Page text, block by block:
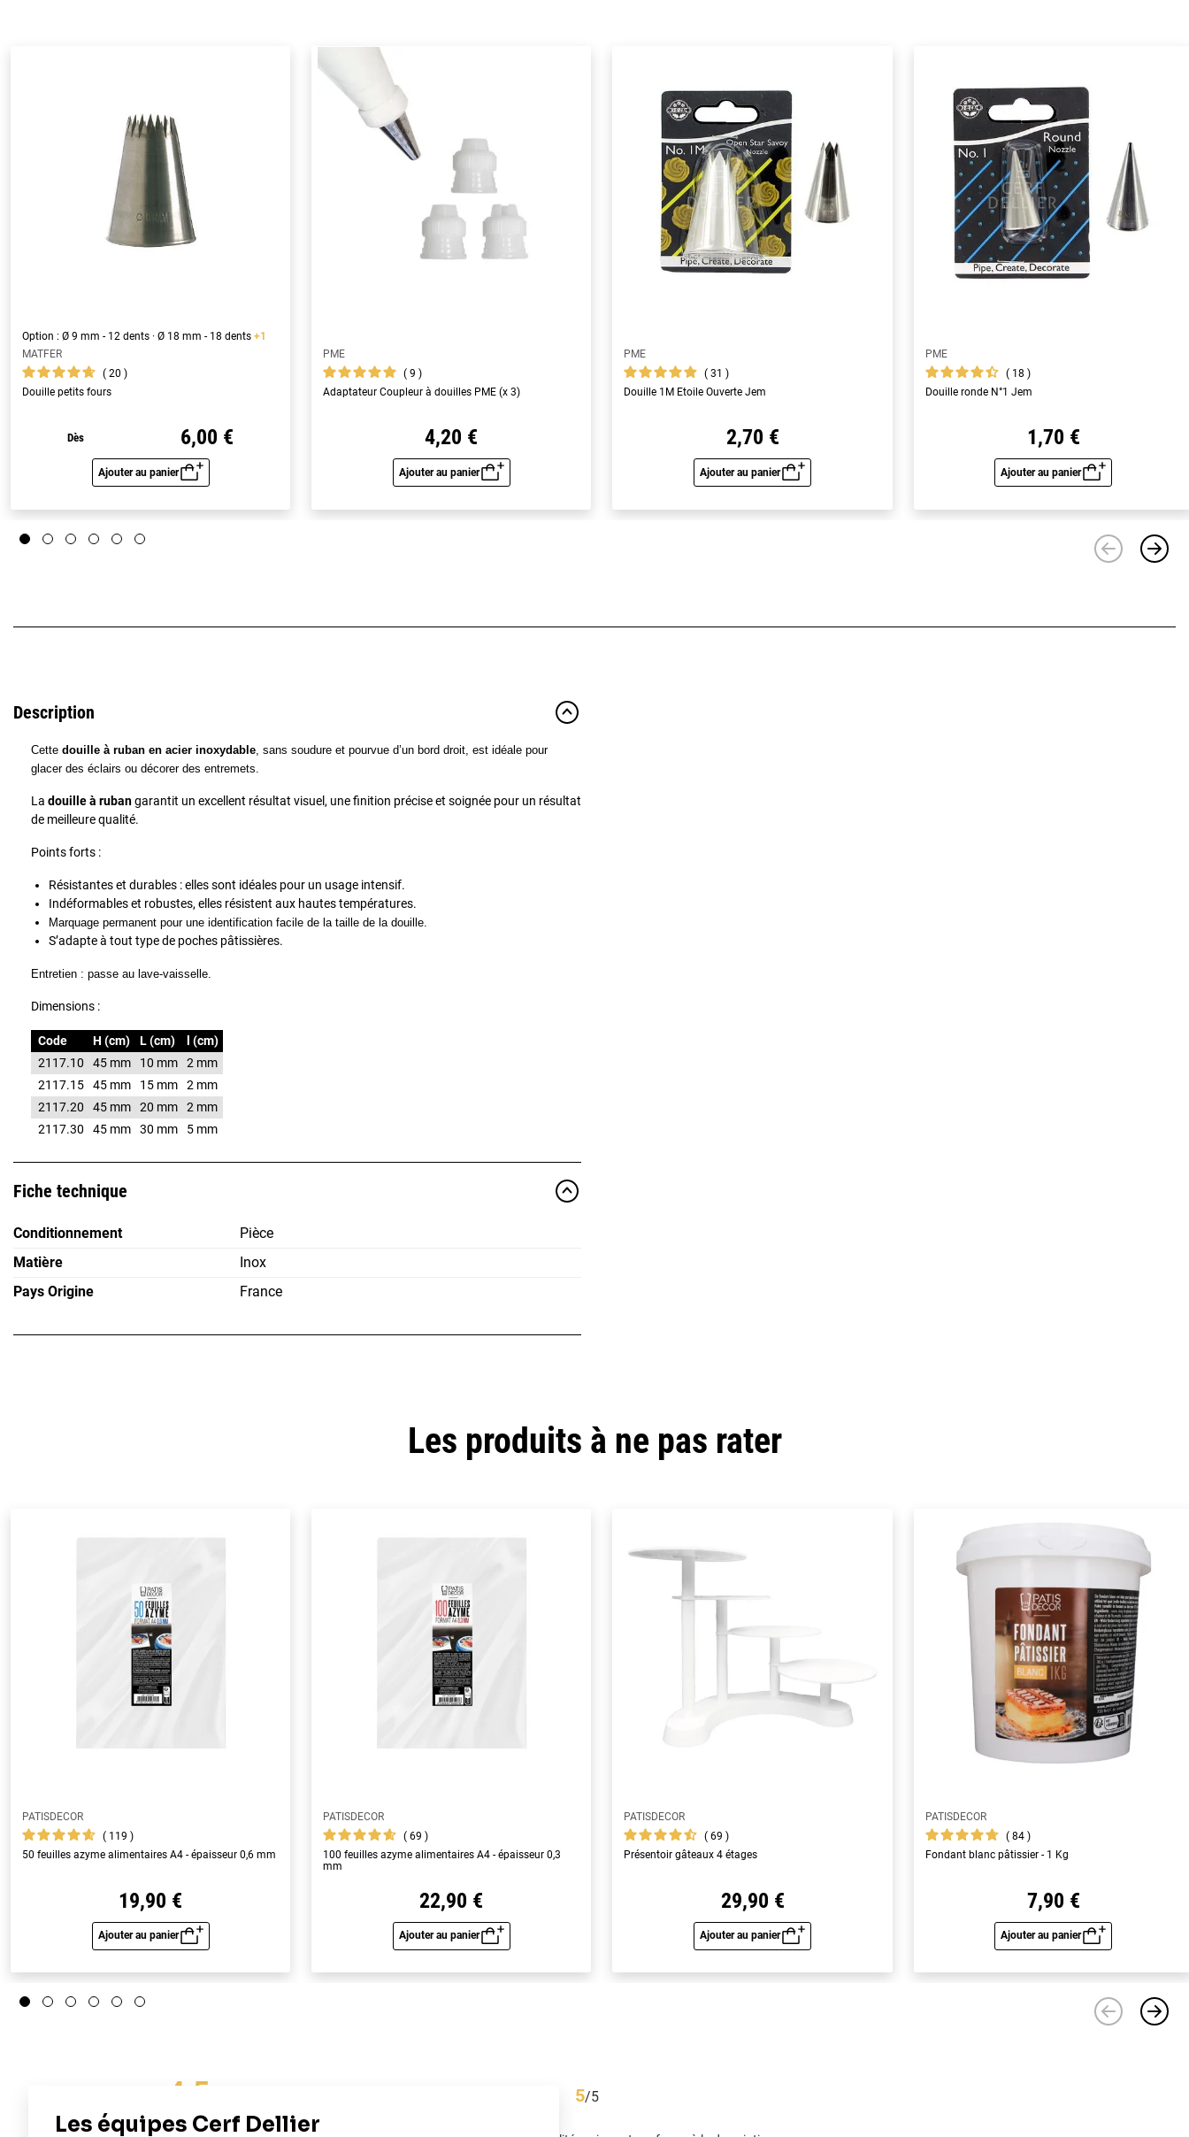
Option : Ø 9 mm - 12 dents · Ø 18 mm - 18 dents +1
MATFER
20
Douille petits fours
Dès 6,00 €
Ajouter au panier
Aperçu rapide
PME
9
Adaptateur Coupleur à douilles PME (x 3)
4,20 €
Ajouter au panier
Aperçu rapide
PME
31
Douille 1M Etoile Ouverte Jem
2,70 €
Ajouter au panier
Aperçu rapide
PME
18
Douille ronde N°1 Jem
1,70 €
Ajouter au panier
Aperçu rapide
Description
Cette douille à ruban en acier inoxydable, sans soudure et pourvue d’un bord droit, est idéale pour
glacer des éclairs ou décorer des entremets.
La douille à rubangarantit un excellent résultat visuel, une finition précise et soignée pour un résultat
de meilleure qualité.
Points forts :
Résistantes et durables : elles sont idéales pour un usage intensif.
Indéformables et robustes, elles résistent aux hautes températures.
Marquage permanent pour une identification facile de la taille de la douille.
S’adapte à tout type de poches pâtissières.
Entretien : passe au lave-vaisselle.
Dimensions :
Code H (cm) L (cm)
l (cm)
2117.10
45 mm 10 mm
2 mm
2117.15
45 mm 15 mm
2 mm
2117.20
45 mm 20 mm
2 mm
2117.30
45 mm 30 mm 5 mm
Fiche technique
Conditionnement
Pièce
Matière
Inox
Pays Origine
France
Les produits à ne pas rater
PATISDECOR
119
50 feuilles azyme alimentaires A4 - épaisseur 0,6 mm
19,90 €
Ajouter au panier
Aperçu rapide
PATISDECOR
69
100 feuilles azyme alimentaires A4 - épaisseur 0,3
mm
22,90 €
Ajouter au panier
Aperçu rapide
PATISDECOR
69
Présentoir gâteaux 4 étages
29,90 €
Ajouter au panier
Aperçu rapide
PATISDECOR
84
Fondant blanc pâtissier - 1 Kg
7,90 €
Ajouter au panier
Aperçu rapide
4.5 5/5